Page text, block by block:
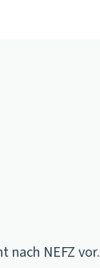
nach NEFZ vor.